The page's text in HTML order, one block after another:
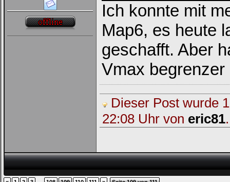
Ich konnte mit
Map6, es heute
geschafft. Aber
Vmax
Dieser Post wurde
22:08 Uhr von eric81.